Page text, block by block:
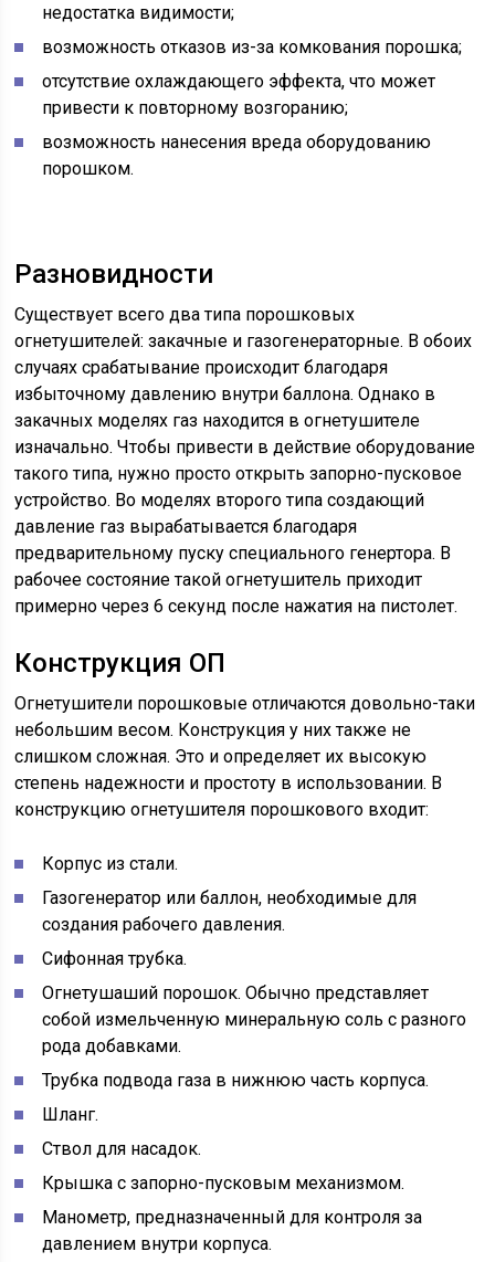
недостатка видимости;
возможность отказов из-за комкования порошка;
отсутствие охлаждающего эффекта, что может
привести к повторному возгоранию;
возможность нанесения вреда оборудованию
порошком.
Разновидности
Существует всего два типа порошковых
огнетушителей: закачные и газогенераторные. В обоих
случаях срабатывание происходит благодаря
избыточному давлению внутри баллона. Однако в
закачных моделях газ находится в огнетушителе
изначально. Чтобы привести в действие оборудование
такого типа, нужно просто открыть запорно-пусковое
устройство. Во моделях второго типа создающий
давление газ вырабатывается благодаря
предварительному пуску специального генертора. В
рабочее состояние такой огнетушитель приходит
примерно через 6 секунд после нажатия на пистолет.
Конструкция ОП
Огнетушители порошковые отличаются довольно-таки
небольшим весом. Конструкция у них также не
слишком сложная. Это и определяет их высокую
степень надежности и простоту в использовании. В
конструкцию огнетушителя порошкового входит:
Корпус из стали.
Газогенератор или баллон, необходимые для
создания рабочего давления.
Сифонная трубка.
Огнетушаший порошок. Обычно представляет
собой измельченную минеральную соль с разного
рода добавками.
Трубка подвода газа в нижнюю часть корпуса.
Шланг.
Ствол для насадок.
Крышка с запорно-пусковым механизмом.
Манометр, предназначенный для контроля за
давлением внутри корпуса.